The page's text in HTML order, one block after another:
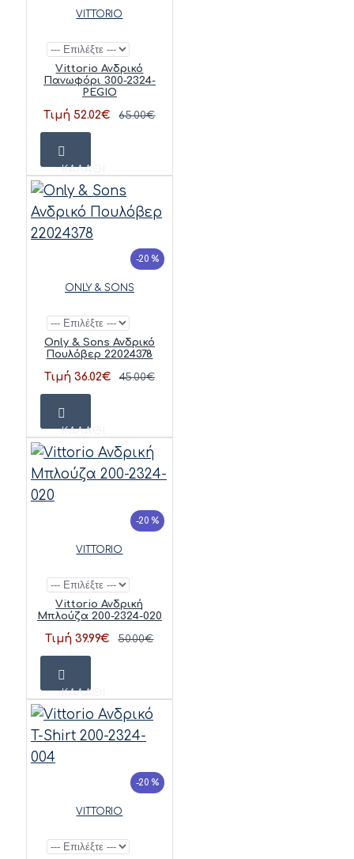
VITTORIO
Vittorio Ανδρικό
Πανωφόρι 300-2324-
PEGIO
Τιμή 52.02€ 65.00€
ΚΑΛΆΘΙ
-20 %
ONLY & SONS
Only & Sons Ανδρικό
Πουλόβερ 22024378
Τιμή 36.02€ 45.00€
ΚΑΛΆΘΙ
-20 %
VITTORIO
Vittorio Ανδρική
Μπλούζα 200-2324-020
Τιμή 39.99€ 50.00€
ΚΑΛΆΘΙ
-20 %
VITTORIO